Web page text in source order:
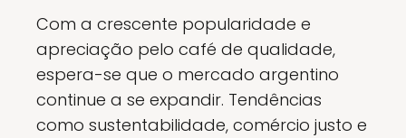
Com a crescente popularidade e
apreciação pelo café de qualidade,
espera-se que o mercado argentino
continue a se expandir. Tendências
como sustentabilidade, comércio justo e